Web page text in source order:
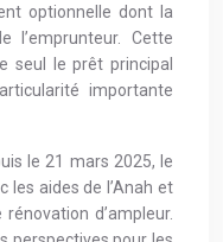
optionnelle dont la
l’emprunteur. Cette
seul le prêt principal
importante
le 21 mars 2025, le
les aides de l’Anah et
d’ampleur.